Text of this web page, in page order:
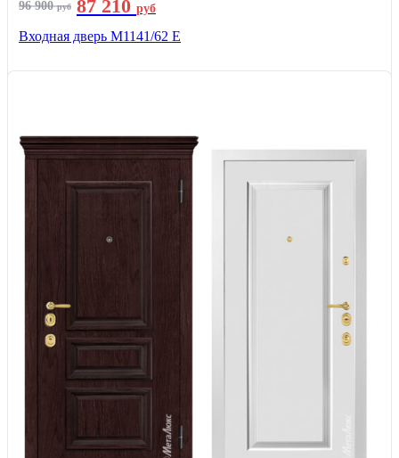
96 900руб 87 210 руб
Входная дверь М1141/62 Е